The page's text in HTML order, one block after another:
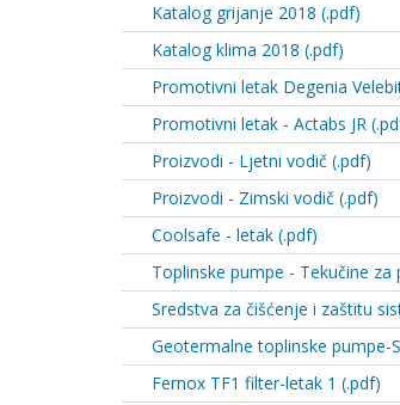
Katalog grijanje 2018 (.pdf)
Katalog klima 2018 (.pdf)
Promotivni letak Degenia
Promotivni letak - Actabs JR
Proizvodi - Ljetni vodič (.pdf)
Proizvodi - Zimski vodič (.pdf)
Coolsafe - letak (.pdf)
Toplinske pumpe - Tekučine za
Sredstva za čišćenje i zaštitu
Geotermalne toplinske pumpe-
Fernox TF1 filter-letak 1 (.pdf)